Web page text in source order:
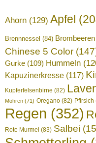
Ahorn (129) Apfel
Brennnessel (84) Brombeeren
Chinese 5 Color
Gurke (109) Hummeln
Kapuzinerkresse (117)
Kupferfelsenbirne (82)
Möhren (71) Oregano (82) Pfirsich
Regen (352)
Rote Murmel (83) Salbei